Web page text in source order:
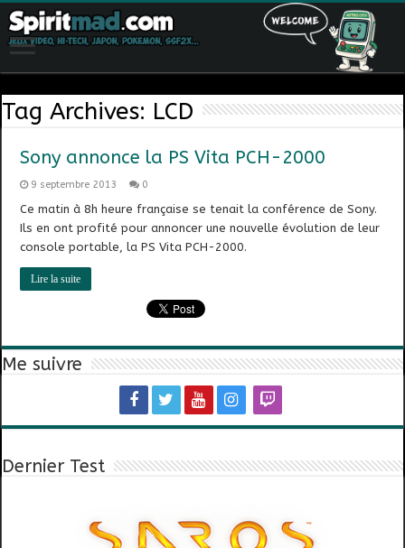
Tag Archives: LCD
Sony annonce la PS Vita PCH-2000
9 septembre 2013 0
Ce matin à 8h heure française se tenait la conférence de Sony.
Ils en ont profité pour annoncer une nouvelle évolution de leur
console portable, la PS Vita PCH-2000.
Lire la suite
Me suivre
Dernier Test